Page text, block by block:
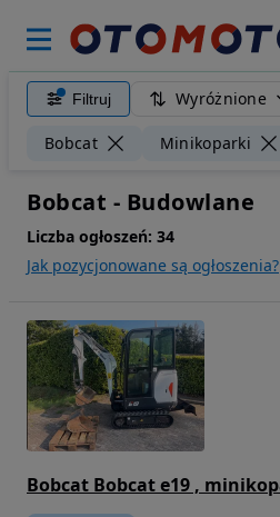
Filtruj Wyróżnione
Bobcat Minikoparki
Bobcat - Budowlane
Liczba ogłoszeń: 34
Jak pozycjonowane są ogłoszenia?